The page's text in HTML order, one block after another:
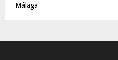
Málaga